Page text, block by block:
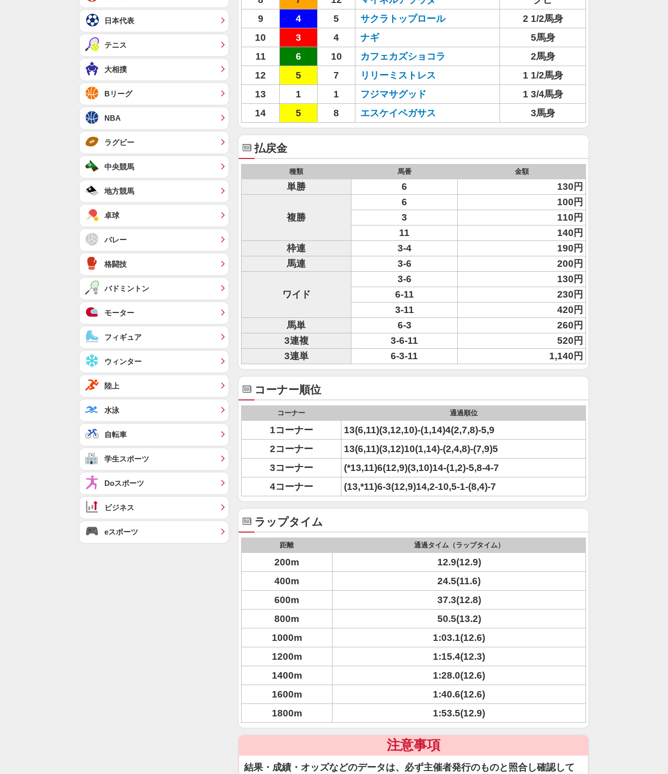
9
4 5 サクラトップロール
2 1/2馬身
10
3 4 ナギ
5馬身
11
6 10 カフェカズショコラ
2馬身
12
5 7 リリーミストレス
1 1/2馬身
13
1 1 フジマサグッド
1 3/4馬身
14
5 8 エスケイペガサス 3馬身
払戻金
種類 馬番 金額
単勝 6 130円
複勝
6
100円
3
110円
11
140円
枠連
3-4
190円
馬連
3-6 200円
ワイド
3-6
130円
6-11
230円
3-11
420円
馬単
6-3
260円
3連複
3-6-11
520円
3連単
6-3-11 1,140円
コーナー順位
コーナー 通過順位
1コーナー
13(6,11)(3,12,10)-(1,14)4(2,7,8)-5,9
2コーナー
13(6,11)(3,12)10(1,14)-(2,4,8)-(7,9)5
3コーナー
(*13,11)6(12,9)(3,10)14-(1,2)-5,8-4-7
4コーナー
(13,*11)6-3(12,9)14,2-10,5-1-(8,4)-7
ラップタイム
距離 通過タイム（ラップタイム）
200m
12.9(12.9)
400m
24.5(11.6)
600m
37.3(12.8)
800m
50.5(13.2)
1000m
1:03.1(12.6)
1200m
1:15.4(12.3)
1400m
1:28.0(12.6)
1600m
1:40.6(12.6)
1800m
1:53.5(12.9)
注意事項
結果・成績・オッズなどのデータは、必ず主催者発行のものと照合し確認して
日本代表
テニス
大相撲
Bリーグ
NBA
ラグビー
中央競馬
地方競馬
卓球
バレー
格闘技
バドミントン
モーター
フィギュア
ウィンター
陸上
水泳
自転車
学生スポーツ
Doスポーツ
ビジネス
eスポーツ